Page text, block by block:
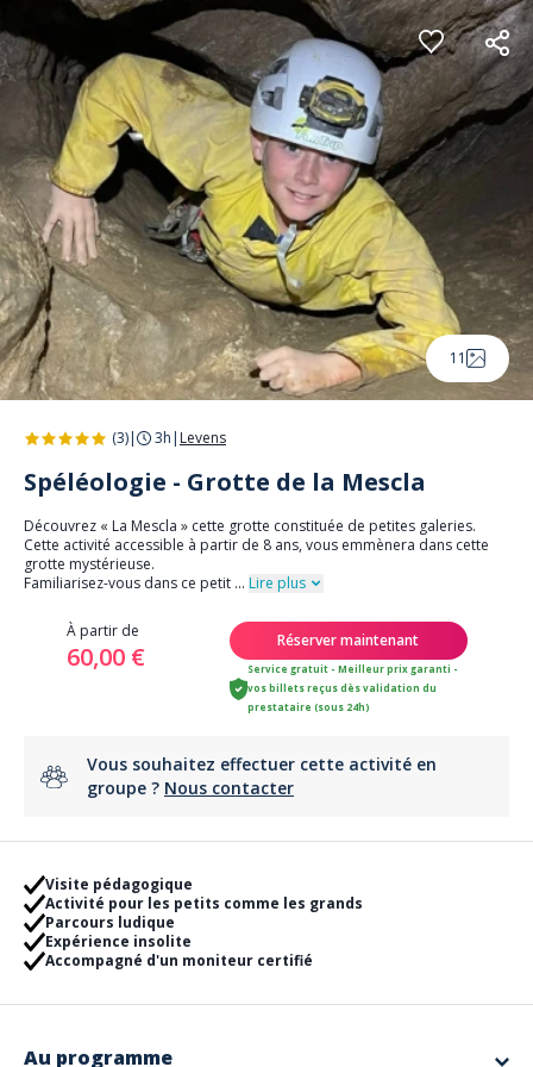
Panneau de gestion des cookies
11
(3)| 3h | Levens
Spéléologie - Grotte de la Mescla
Découvrez « La Mescla » cette grotte constituée de petites galeries.
Cette activité accessible à partir de 8 ans, vous emmènera dans cette
grotte mystérieuse.
Familiarisez-vous dans ce petit ... Lire plus
À partir de
60,00 €
Réserver maintenant
Service gratuit - Meilleur prix garanti -
vos billets reçus dès validation du
prestataire (sous 24h)
Vous souhaitez effectuer cette activité en
groupe ? Nous contacter
Visite pédagogique
Activité pour les petits comme les grands
Parcours ludique
Expérience insolite
Accompagné d'un moniteur certifié
Au programme